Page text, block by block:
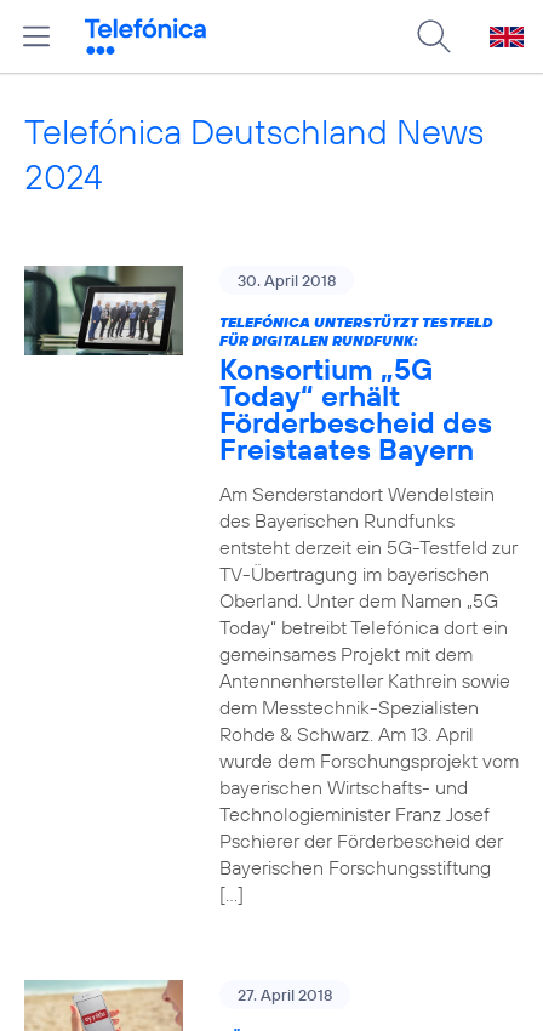
Telefónica Deutschland News
2024
30. April 2018
TELEFÓNICA UNTERSTÜTZT TESTFELD
FÜR DIGITALEN RUNDFUNK:
Konsortium „5G
Today“ erhält
Förderbescheid des
Freistaates Bayern
Am Senderstandort Wendelstein
des Bayerischen Rundfunks
entsteht derzeit ein 5G-Testfeld zur
TV-Übertragung im bayerischen
Oberland. Unter dem Namen „5G
Today“ betreibt Telefónica dort ein
gemeinsames Projekt mit dem
Antennenhersteller Kathrein sowie
dem Messtechnik-Spezialisten
Rohde & Schwarz. Am 13. April
wurde dem Forschungsprojekt vom
bayerischen Wirtschafts- und
Technologieminister Franz Josef
Pschierer der Förderbescheid der
Bayerischen Forschungsstiftung
[…]
27. April 2018